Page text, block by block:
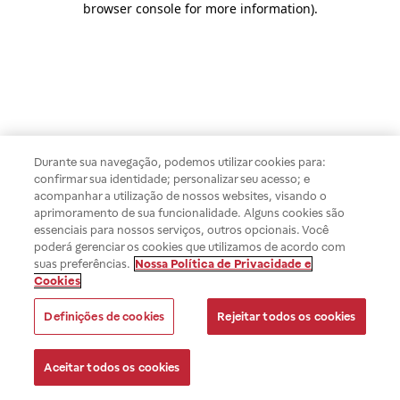
browser console for more information).
Durante sua navegação, podemos utilizar cookies para:
confirmar sua identidade; personalizar seu acesso; e
acompanhar a utilização de nossos websites, visando o
aprimoramento de sua funcionalidade. Alguns cookies são
essenciais para nossos serviços, outros opcionais. Você
poderá gerenciar os cookies que utilizamos de acordo com
suas preferências. Nossa Política de Privacidade e
Cookies
Definições de cookies Rejeitar todos os cookies
Aceitar todos os cookies